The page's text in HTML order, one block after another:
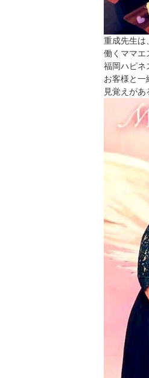
重成先生は、
働くママエ
福岡ハピネ
お客様と一
見覚えがあ